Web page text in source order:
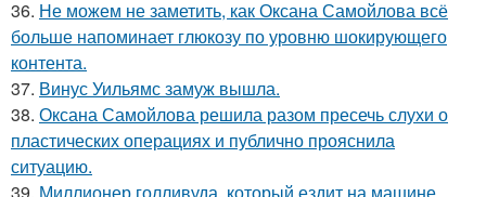
36. Не можем не заметить, как Оксана Самойлова всё
больше напоминает глюкозу по уровню шокирующего
контента.
37. Винус Уильямс замуж вышла.
38. Оксана Самойлова решила разом пресечь слухи о
пластических операциях и публично прояснила
ситуацию.